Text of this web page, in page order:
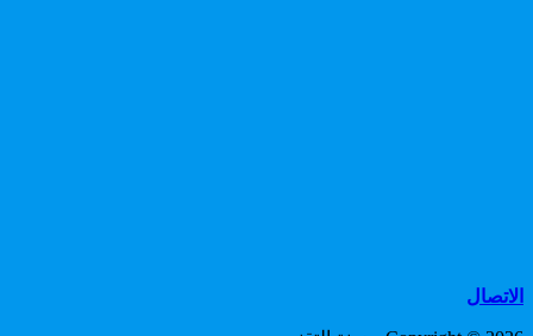
الاتصال